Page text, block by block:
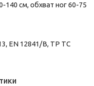
140 см, обхват ног 60-75
EN 12841/B, ТР ТС